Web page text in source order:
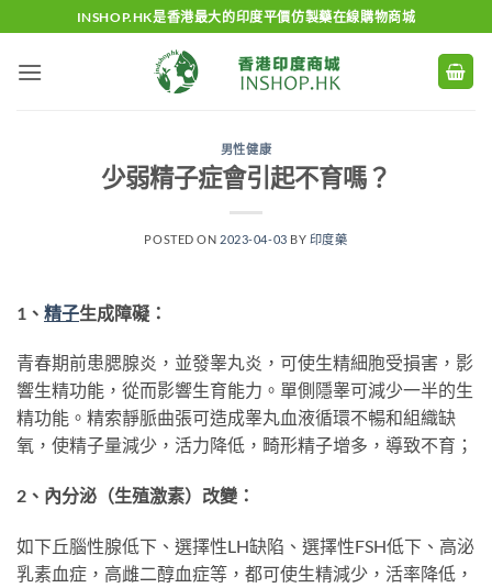
to
content
INSHOP.HK是香港最大的印度平價仿製藥在線購物商城
男性健康
少弱精子症會引起不育嗎？
POSTED ON 2023-04-03 BY 印度藥
1、 精子生成障礙：
青春期前患腮腺炎，並發睾丸炎，可使生精細胞受損害，影
響生精功能，從而影響生育能力。單側隱睾可減少一半的生
精功能。精索靜脈曲張可造成睾丸血液循環不暢和組織缺
氧，使精子量減少，活力降低，畸形精子增多，導致不育；
2、內分泌（生殖激素）改變：
如下丘腦性腺低下、選擇性LH缺陷、選擇性FSH低下、高泌
乳素血症，高雌二醇血症等，都可使生精減少，活率降低，